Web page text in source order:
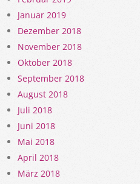
Januar 2019
Dezember 2018
November 2018
Oktober 2018
September 2018
August 2018
Juli 2018
Juni 2018
Mai 2018
April 2018
März 2018